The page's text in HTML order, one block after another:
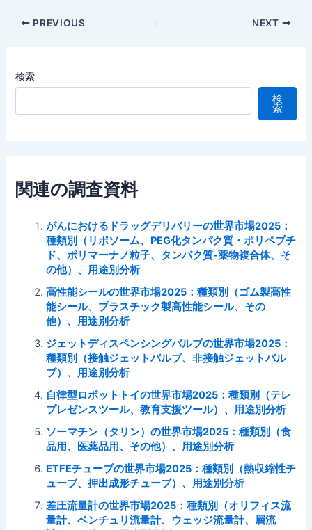
Post
PREVIOUS NEXT
検索
検
索
関連の調査資料
がんにおけるドラッグデリバリーの世界市場2025：
種類別（リポソーム、PEG化タンパク質・ポリペプチ
ド、ポリマーナノ粒子、タンパク質-薬物複合体、そ
の他）、用途別分析
高性能シールの世界市場2025：種類別（ゴム製高性
能シール、プラスチック製高性能シール、その
他）、用途別分析
ジェットディスペンシングバルブの世界市場2025：
種類別（接触ジェットバルブ、非接触ジェットバル
ブ）、用途別分析
自律型ロボットトイの世界市場2025：種類別（テレ
プレゼンスツール、教育支援ツール）、用途別分析
ソーマチン（タリン）の世界市場2025：種類別（食
品用、医薬品用、その他）、用途別分析
ETFEチューブの世界市場2025：種類別（熱収縮性チ
ューブ、押出成形チューブ）、用途別分析
差圧流量計の世界市場2025：種類別（オリフィス流
量計、ベンチュリ流量計、ウェッジ流量計、層流